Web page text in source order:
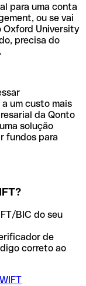
para uma conta
ou se vai
Oxford University
precisa do
um custo mais
da Qonto
solução
fundos para
BIC do seu
de
correto ao